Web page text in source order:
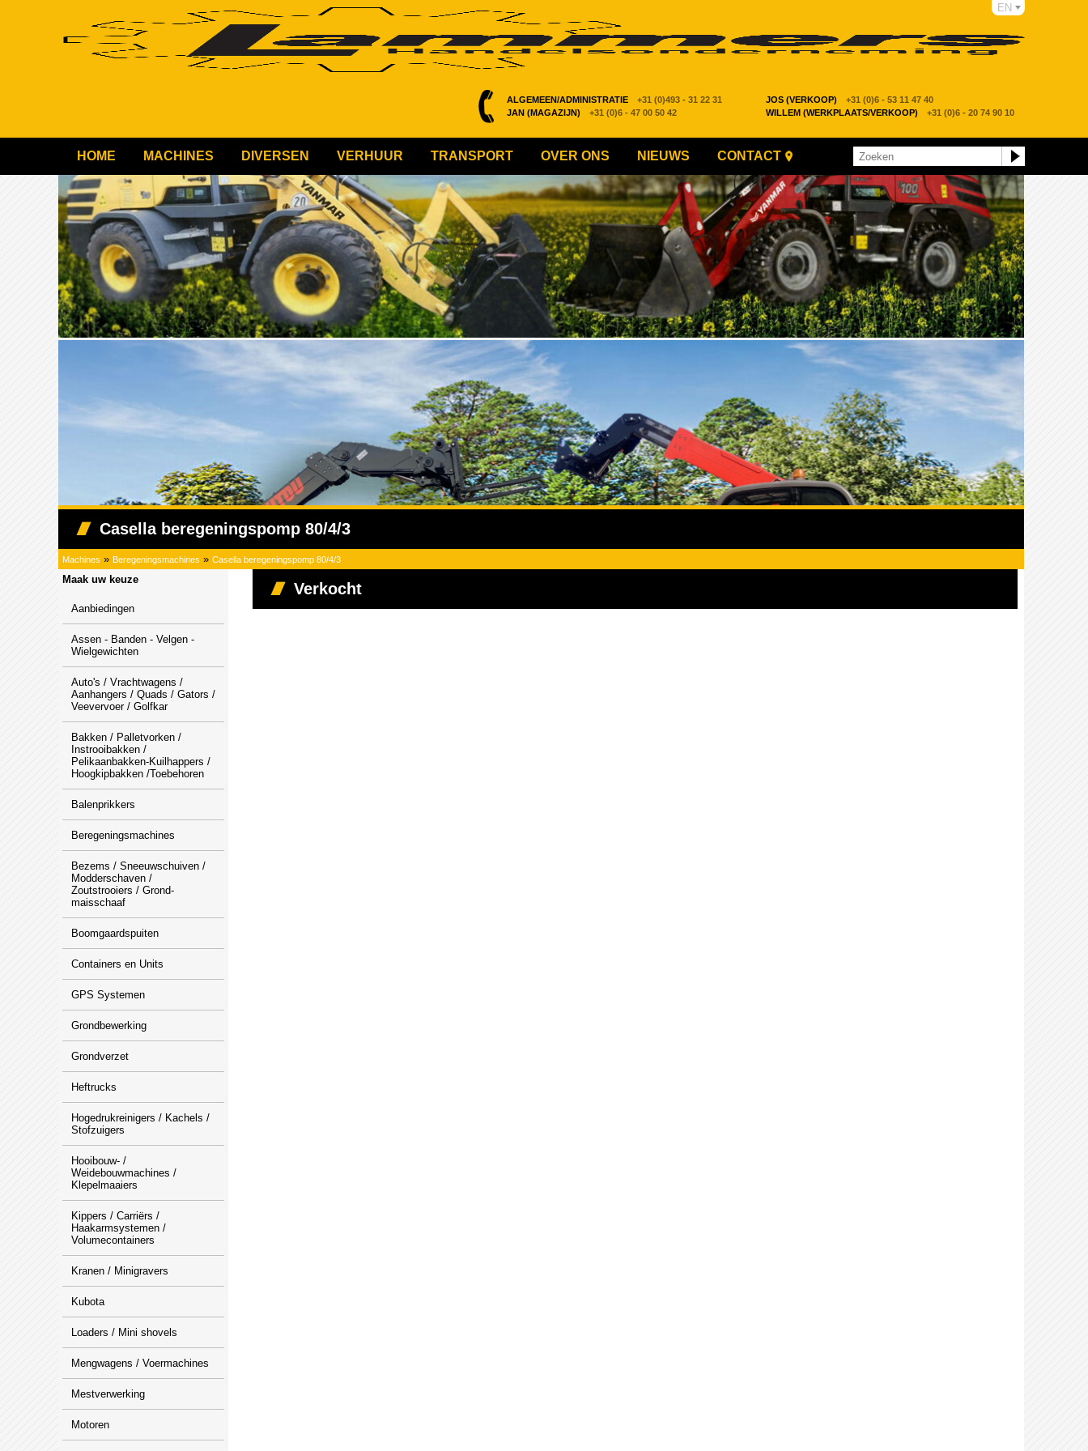
ALGEMEEN/ADMINISTRATIE +31 (0)493 - 31 22 31 JOS (VERKOOP)
+31 (0)6 - 53 11 47 40
JAN (MAGAZIJN)
+31 (0)6 - 47 00 50 42 WILLEM (WERKPLAATS/VERKOOP) +31 (0)6 - 20 74 90 10
EN
HOME MACHINES DIVERSEN VERHUUR TRANSPORT OVER ONS NIEUWS CONTACT
Casella beregeningspomp 80/4/3
Machines » Beregeningsmachines » Casella beregeningspomp 80/4/3
Maak uw keuze
Aanbiedingen
Assen - Banden - Velgen -
Wielgewichten
Auto's / Vrachtwagens /
Aanhangers / Quads / Gators /
Veevervoer / Golfkar
Bakken / Palletvorken /
Instrooibakken /
Pelikaanbakken-Kuilhappers /
Hoogkipbakken /Toebehoren
Balenprikkers
Beregeningsmachines
Bezems / Sneeuwschuiven /
Modderschaven /
Zoutstrooiers / Grond-
maisschaaf
Boomgaardspuiten
Containers en Units
GPS Systemen
Grondbewerking
Grondverzet
Heftrucks
Hogedrukreinigers / Kachels /
Stofzuigers
Hooibouw- /
Weidebouwmachines /
Klepelmaaiers
Kippers / Carriërs /
Haakarmsystemen /
Volumecontainers
Kranen / Minigravers
Kubota
Loaders / Mini shovels
Mengwagens / Voermachines
Mestverwerking
Motoren
Verkocht